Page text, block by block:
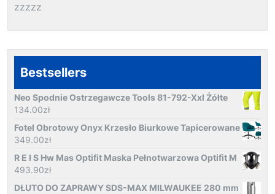
zzzzz
Bestsellers
Neo Spodnie Ostrzegawcze Tools 81-792-Xxl Żółte
134.00zł
Fotel Obrotowy Onyx Krzesło Biurkowe Tapicerowane
349.00zł
R E I S Hw Mas Optifit Maska Pełnotwarzowa Optifit M
493.90zł
DŁUTO DO ZAPRAWY SDS-MAX MILWAUKEE 280 mm